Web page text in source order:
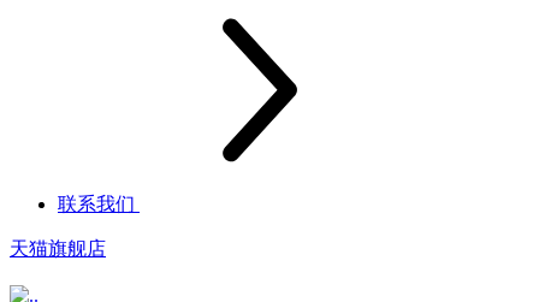
联系我们
天猫旗舰店